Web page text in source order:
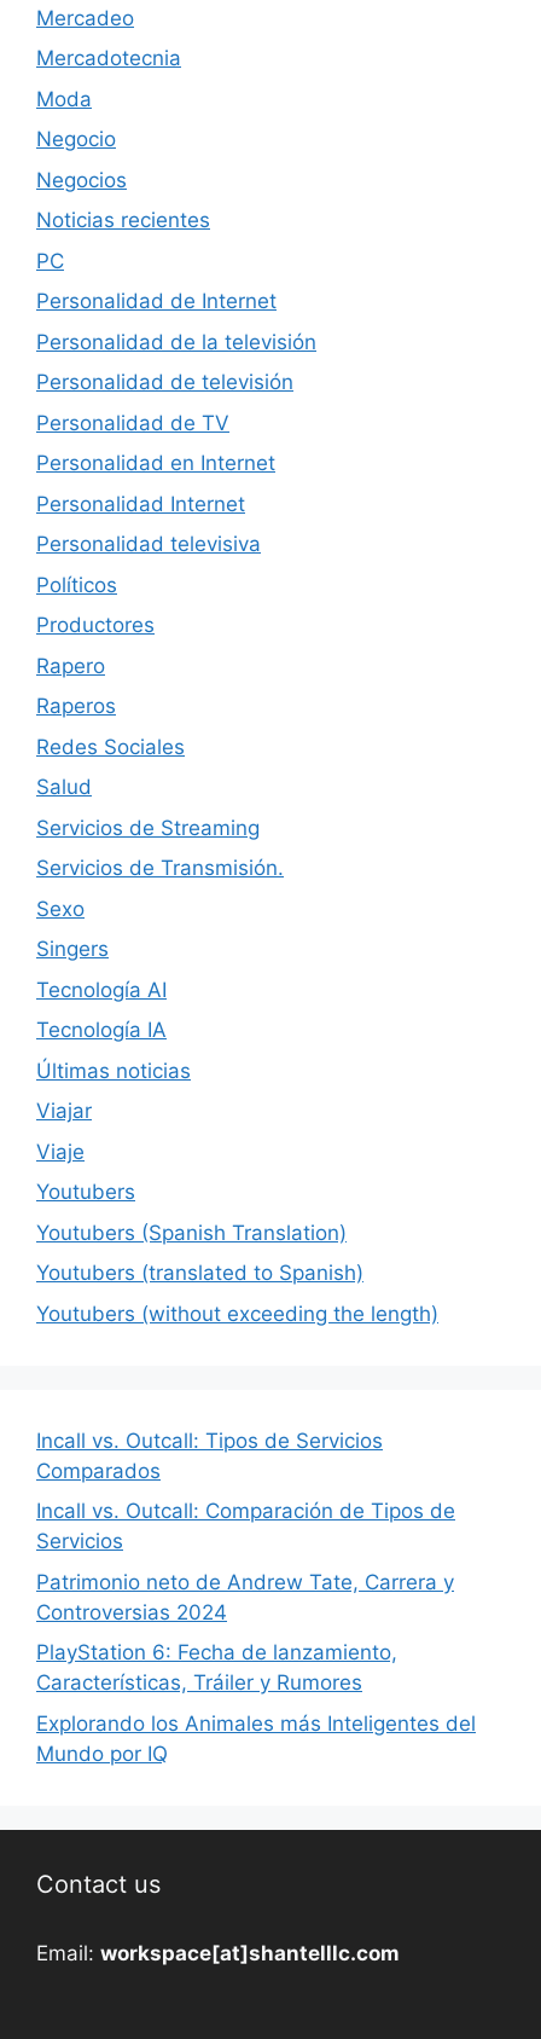
Mercadeo
Mercadotecnia
Moda
Negocio
Negocios
Noticias recientes
PC
Personalidad de Internet
Personalidad de la televisión
Personalidad de televisión
Personalidad de TV
Personalidad en Internet
Personalidad Internet
Personalidad televisiva
Políticos
Productores
Rapero
Raperos
Redes Sociales
Salud
Servicios de Streaming
Servicios de Transmisión.
Sexo
Singers
Tecnología AI
Tecnología IA
Últimas noticias
Viajar
Viaje
Youtubers
Youtubers (Spanish Translation)
Youtubers (translated to Spanish)
Youtubers (without exceeding the length)
Incall vs. Outcall: Tipos de Servicios
Comparados
Incall vs. Outcall: Comparación de Tipos de
Servicios
Patrimonio neto de Andrew Tate, Carrera y
Controversias 2024
PlayStation 6: Fecha de lanzamiento,
Características, Tráiler y Rumores
Explorando los Animales más Inteligentes del
Mundo por IQ
Contact us
Email: workspace[at]shantelllc.com